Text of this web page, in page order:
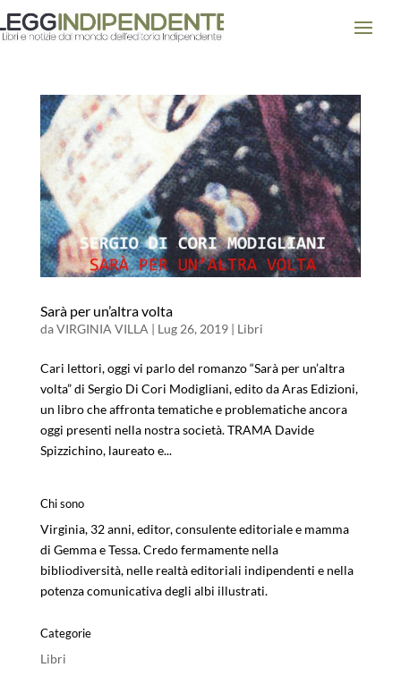
Sarà per un’altra volta
daVIRGINIA VILLA | Lug 26, 2019| Libri
Cari lettori, oggi vi parlo del romanzo “Sarà per un’altra
volta” di Sergio Di Cori Modigliani, edito da Aras Edizioni,
un libro che affronta tematiche e problematiche ancora
oggi presenti nella nostra società. TRAMA Davide
Spizzichino, laureato e...
Chi sono
Virginia, 32 anni, editor, consulente editoriale e mamma
di Gemma e Tessa. Credo fermamente nella
bibliodiversità, nelle realtà editoriali indipendenti e nella
potenza comunicativa degli albi illustrati.
Categorie
Libri